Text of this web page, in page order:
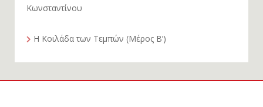
Κωνσταντίνου
Η Κοιλάδα των Τεμπών (Μέρος Β’)